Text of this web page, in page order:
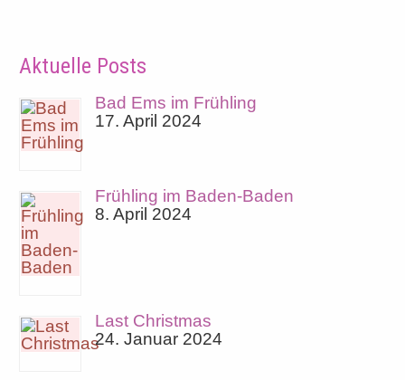
Aktuelle Posts
Bad Ems im Frühling
17. April 2024
Frühling im Baden-Baden
8. April 2024
Last Christmas
24. Januar 2024